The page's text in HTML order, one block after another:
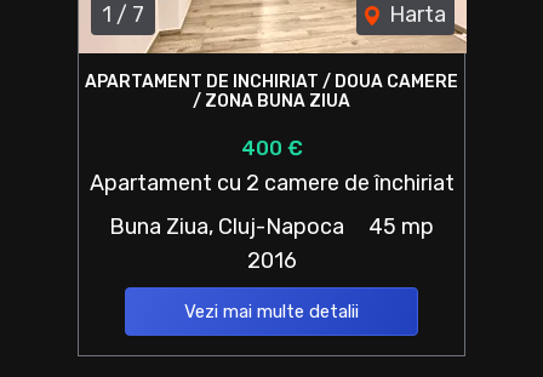
1 / 7 Harta
APARTAMENT DE INCHIRIAT / DOUA CAMERE
/ ZONA BUNA ZIUA
400 €
Apartament cu 2 camere de închiriat
Buna Ziua, Cluj-Napoca
45 mp
2016
Vezi mai multe detalii